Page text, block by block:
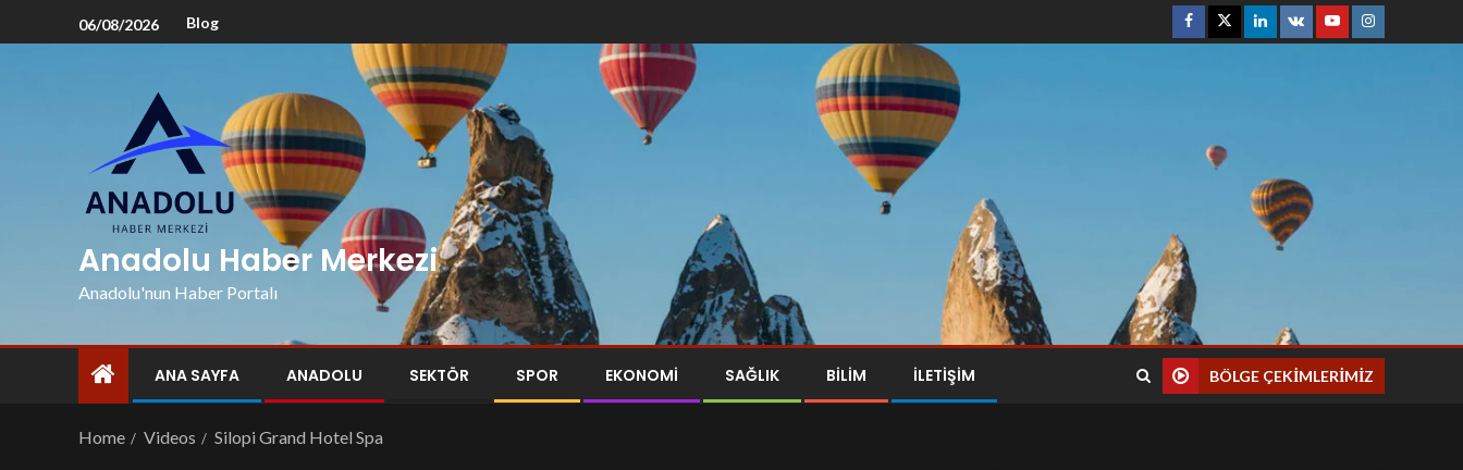
06/08/2026 Blog
Anadolu Haber Merkezi
Anadolu'nun Haber Portalı
ANA SAYFA ANADOLU SEKTÖR SPOR EKONOMI SAĞLIK BILIM İLETİŞİM BÖLGE ÇEKIMLERIMIZ
Home Videos Silopi Grand Hotel Spa